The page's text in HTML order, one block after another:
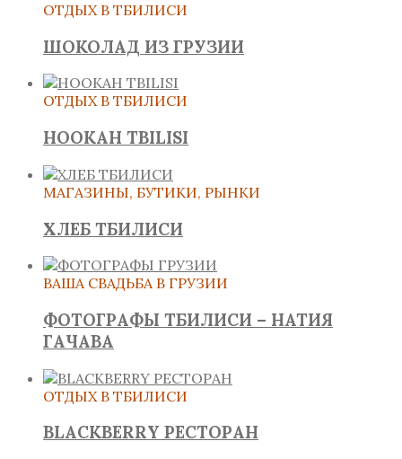
ОТДЫХ В ТБИЛИСИ
ШОКОЛАД ИЗ ГРУЗИИ
ОТДЫХ В ТБИЛИСИ
HOOKAH TBILISI
МАГАЗИНЫ, БУТИКИ, РЫНКИ
ХЛЕБ ТБИЛИСИ
ВАША СВАДЬБА В ГРУЗИИ
ФОТОГРАФЫ ТБИЛИСИ – НАТИЯ
ГАЧАВА
ОТДЫХ В ТБИЛИСИ
BLACKBERRY РЕСТОРАН